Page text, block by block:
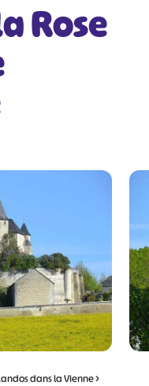
Rose
dans la Vienne>